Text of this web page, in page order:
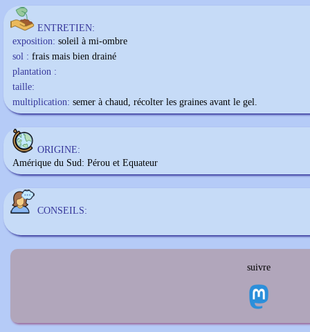
ENTRETIEN:
exposition: soleil à mi-ombre
sol : frais mais bien drainé
plantation :
taille:
multiplication: semer à chaud, récolter les graines avant le gel.
ORIGINE:
Amérique du Sud: Pérou et Equateur
CONSEILS:
suivre